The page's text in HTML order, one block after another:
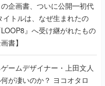
の企画書、ついに公開━初代
イトルは、なぜ生まれたの
』へ受け継がれたもの
書】
ームデザイナー・上田文人
が凄いのか？ ヨコオタロ